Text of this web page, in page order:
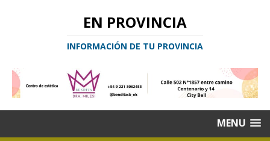
EN PROVINCIA
INFORMACIÓN DE TU PROVINCIA
MENU